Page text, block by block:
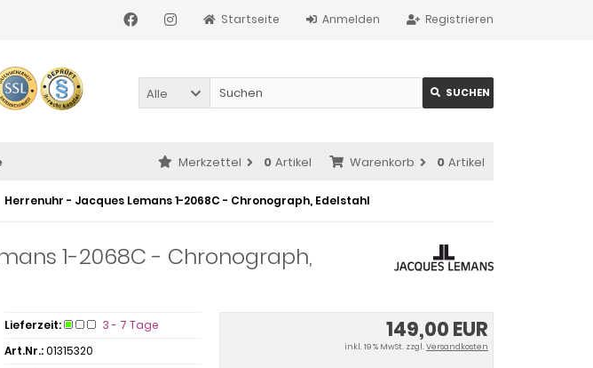
Registrieren
Anmelden
Startseite
Alle SUCHEN
Warenkorb 0 Artikel
Merkzettel 0 Artikel
Herrenuhr - Jacques Lemans 1-2068C - Chronograph, Edelstahl
1-2068C - Chronograph,
149,00 EUR
inkl. 19 % MwSt. zzgl.Versandkosten
Lieferzeit:
3 - 7 Tage
Art.Nr.:01315320